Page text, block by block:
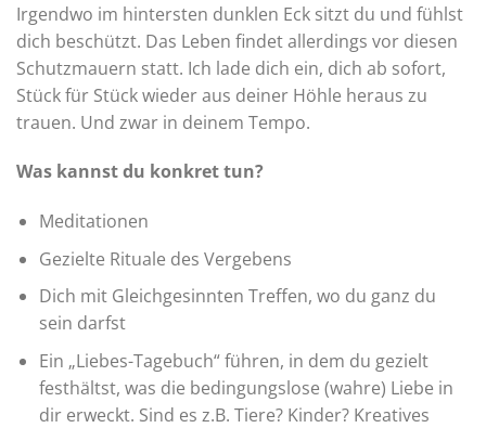
Irgendwo im hintersten dunklen Eck sitzt du und fühlst
dich beschützt. Das Leben findet allerdings vor diesen
Schutzmauern statt. Ich lade dich ein, dich ab sofort,
Stück für Stück wieder aus deiner Höhle heraus zu
trauen. Und zwar in deinem Tempo.
Was kannst du konkret tun?
Meditationen
Gezielte Rituale des Vergebens
Dich mit Gleichgesinnten Treffen, wo du ganz du
sein darfst
Ein „Liebes-Tagebuch“ führen, in dem du gezielt
festhältst, was die bedingungslose (wahre) Liebe in
dir erweckt. Sind es z.B. Tiere? Kinder? Kreatives